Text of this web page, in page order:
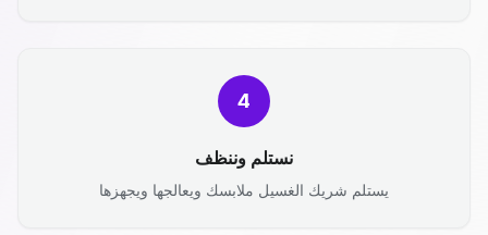
4
نستلم وننظف
يستلم شريك الغسيل ملابسك ويعالجها ويجهزها